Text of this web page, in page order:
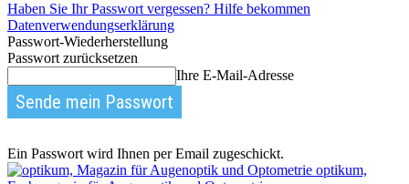
Haben Sie Ihr Passwort vergessen? Hilfe bekommen
Datenverwendungserklärung
Passwort-Wiederherstellung
Passwort zurücksetzen
Ihre E-Mail-Adresse
Ein Passwort wird Ihnen per Email zugeschickt.
optikum,